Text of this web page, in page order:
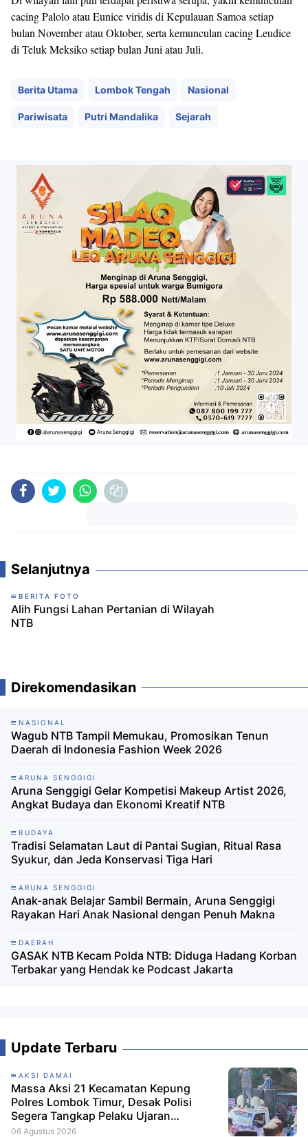
cacing Palolo atau Eunice viridis di Kepulauan Samoa setiap
bulan November atau Oktober, serta kemunculan cacing Leudice
di Teluk Meksiko setiap bulan Juni atau Juli.
Berita Utama Lombok Tengah Nasional
Pariwisata Putri Mandalika Sejarah
Selanjutnya
BERITA FOTO
Alih Fungsi Lahan Pertanian di Wilayah
NTB
Direkomendasikan
NASIONAL
Wagub NTB Tampil Memukau, Promosikan Tenun
Daerah di Indonesia Fashion Week 2026
ARUNA SENGGIGI
Aruna Senggigi Gelar Kompetisi Makeup Artist 2026,
Angkat Budaya dan Ekonomi Kreatif NTB ‎
BUDAYA
Tradisi Selamatan Laut di Pantai Sugian, Ritual Rasa
Syukur, dan Jeda Konservasi Tiga Hari
ARUNA SENGGIGI
Anak-anak Belajar Sambil Bermain, Aruna Senggigi
Rayakan Hari Anak Nasional dengan Penuh Makna
DAERAH
GASAK NTB Kecam Polda NTB: Diduga Hadang Korban
Terbakar yang Hendak ke Podcast Jakarta
Update Terbaru
AKSI DAMAI
Massa Aksi 21 Kecamatan Kepung
Polres Lombok Timur, Desak Polisi
Segera Tangkap Pelaku Ujaran
Kebencian terhadap Bupati
06 Agustus 2026